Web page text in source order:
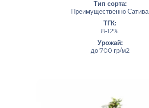
Тип сорта:
Преимущественно Сатива
ТГК:
8-12%
Урожай:
до 700 гр/м2